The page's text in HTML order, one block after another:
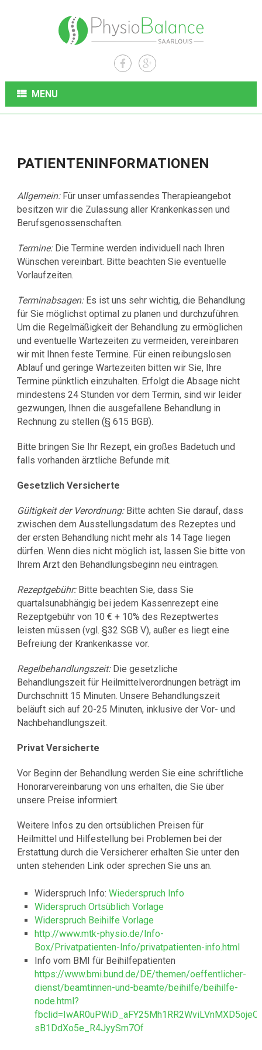
MENU
PATIENTENINFORMATIONEN
Allgemein:Für unser umfassendes Therapieangebot
besitzen wir die Zulassung aller Krankenkassen und
Berufsgenossenschaften.
Termine:Die Termine werden individuell nach Ihren
Wünschen vereinbart. Bitte beachten Sie eventuelle
Vorlaufzeiten.
Terminabsagen:Es ist uns sehr wichtig, die Behandlung
für Sie möglichst optimal zu planen und durchzuführen.
Um die Regelmäßigkeit der Behandlung zu ermöglichen
und eventuelle Wartezeiten zu vermeiden, vereinbaren
wir mit Ihnen feste Termine. Für einen reibungslosen
Ablauf und geringe Wartezeiten bitten wir Sie, Ihre
Termine pünktlich einzuhalten. Erfolgt die Absage nicht
mindestens 24 Stunden vor dem Termin, sind wir leider
gezwungen, Ihnen die ausgefallene Behandlung in
Rechnung zu stellen (§ 615 BGB).
Bitte bringen Sie Ihr Rezept, ein großes Badetuch und
falls vorhanden ärztliche Befunde mit.
Gesetzlich Versicherte
Gültigkeit der Verordnung:Bitte achten Sie darauf, dass
zwischen dem Ausstellungsdatum des Rezeptes und
der ersten Behandlung nicht mehr als 14 Tage liegen
dürfen. Wenn dies nicht möglich ist, lassen Sie bitte von
Ihrem Arzt den Behandlungsbeginn neu eintragen.
Rezeptgebühr:Bitte beachten Sie, dass Sie
quartalsunabhängig bei jedem Kassenrezept eine
Rezeptgebühr von 10 € + 10% des Rezeptwertes
leisten müssen (vgl. §32 SGB V), außer es liegt eine
Befreiung der Krankenkasse vor.
Regelbehandlungszeit:Die gesetzliche
Behandlungszeit für Heilmittelverordnungen beträgt im
Durchschnitt 15 Minuten. Unsere Behandlungszeit
beläuft sich auf 20-25 Minuten, inklusive der Vor- und
Nachbehandlungszeit.
Privat Versicherte
Vor Beginn der Behandlung werden Sie eine schriftliche
Honorarvereinbarung von uns erhalten, die Sie über
unsere Preise informiert.
Weitere Infos zu den ortsüblichen Preisen für
Heilmittel und Hilfestellung bei Problemen bei der
Erstattung durch die Versicherer erhalten Sie unter den
unten stehenden Link oder sprechen Sie uns an.
Widerspruch Info:Wiederspruch Info
Widerspruch Ortsüblich Vorlage
Widerspruch Beihilfe Vorlage
http://www.mtk-physio.de/Info-
Box/Privatpatienten-Info/privatpatienten-info.html
Info vom BMI für Beihilfepatienten
https://www.bmi.bund.de/DE/themen/oeffentlicher-
dienst/beamtinnen-und-beamte/beihilfe/beihilfe-
node.html?
sB1DdXo5e_R4JyySm7Of